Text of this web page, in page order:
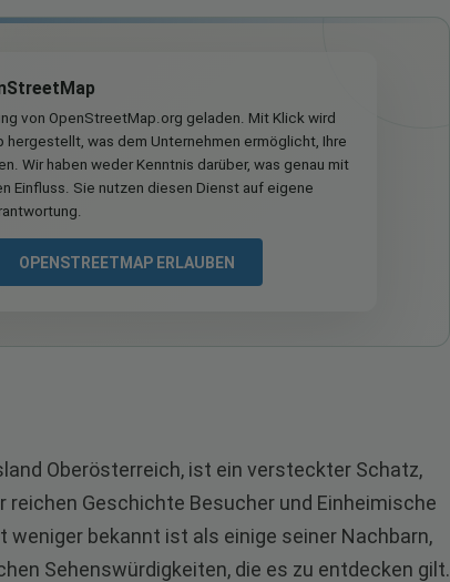
von OpenStreetMap.org geladen. Mit Klick wird
was dem Unternehmen ermöglicht, Ihre
Wir haben weder Kenntnis darüber, was genau mit
Einfluss. Sie nutzen diesen Dienst auf eigene
OPENSTREETMAP ERLAUBEN
Oberösterreich, ist ein versteckter Schatz,
Geschichte Besucher und Einheimische
bekannt ist als einige seiner Nachbarn,
Sehenswürdigkeiten, die es zu entdecken gilt.